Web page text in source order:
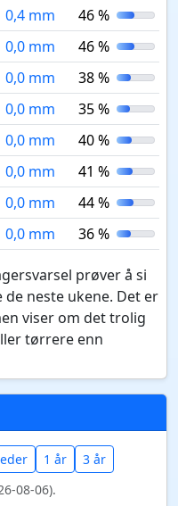
0,4 mm
46 %
0,0 mm
46 %
0,0 mm
38 %
0,0 mm
35 %
0,0 mm
40 %
0,0 mm
41 %
0,0 mm
44 %
0,0 mm 36 %
prøver å si
neste ukene. Det er
viser om det trolig
tørrere enn
1 år
3 år
08-06).